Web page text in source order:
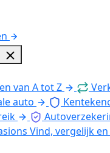
van A tot Z
auto
Vind, vergelijk